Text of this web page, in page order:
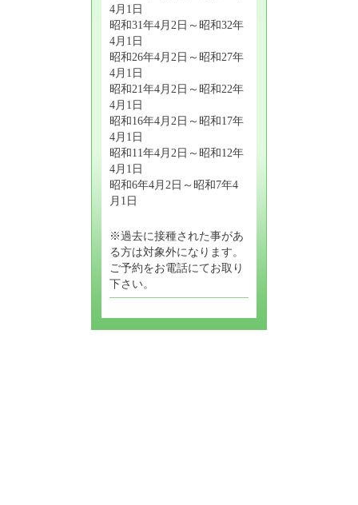
4月1日
昭和31年4月2日～昭和32年
4月1日
昭和26年4月2日～昭和27年
4月1日
昭和21年4月2日～昭和22年
4月1日
昭和16年4月2日～昭和17年
4月1日
昭和11年4月2日～昭和12年
4月1日
昭和6年4月2日～昭和7年4
月1日
※過去に接種された事があ
る方は対象外になります。
ご予約をお電話にてお取り
下さい。